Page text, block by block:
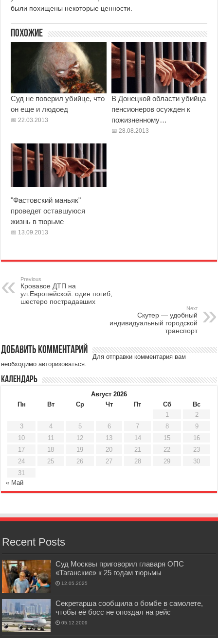
были похищены некоторые ценности.
Похожие
Суд не поверил убийце, что
он еще и людоед
22.03.2013
В Донецкой области убийца
пенсионеров осужден к
пожизненному…
28.08.2013
"Фастовский маньяк"
проведет оставшуюся
жизнь в тюрьме
13.09.2013
Previous
Кровавое ДТП на
ул.Европейской: один погиб,
шестеро пострадавших
Next
Скутер — удобный
индивидуальный городской
транспорт
Добавить комментарий
Для отправки комментария вам
необходимоавторизоваться
Календарь
Август 2026
Пн
Вт Ср Чт Пт Сб
Вс
1
2
3
4 5 6 7 8
9
10
11 12 13 14 15
16
17
18 19 20 21 22
23
24
25 26 27 28 29
30
31
« Май
Recent Posts
Суд Москвы приговорил главаря ОПС
«Таганские» к 25 годам тюрьмы
12.05.2025
Секретарша сообщила о бомбе в самолете,
чтобы её босс не опоздал на рейс
05.12.2009